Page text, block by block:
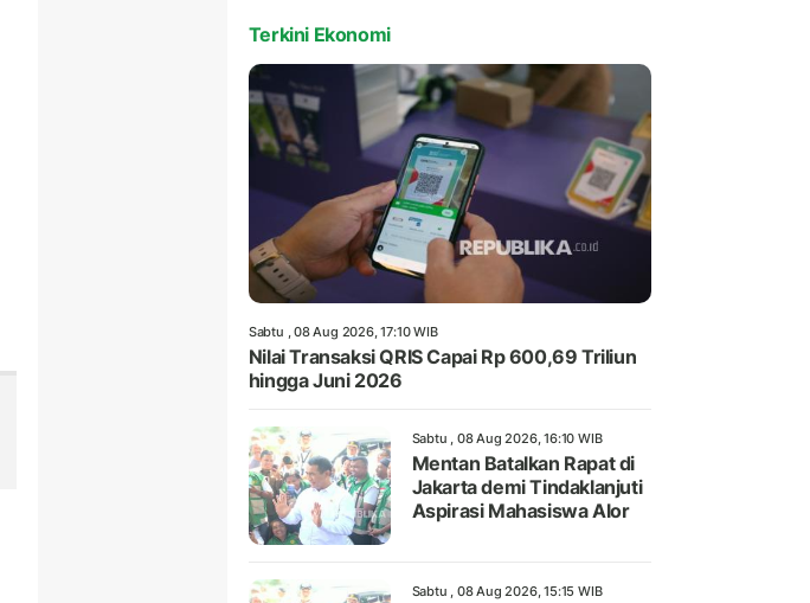
Terkini Ekonomi
Sabtu , 08 Aug 2026, 17:10 WIB
Nilai Transaksi QRIS Capai Rp 600,69 Triliun
hingga Juni 2026
Sabtu , 08 Aug 2026, 16:10 WIB
Mentan Batalkan Rapat di
Jakarta demi Tindaklanjuti
Aspirasi Mahasiswa Alor
Sabtu , 08 Aug 2026, 15:15 WIB